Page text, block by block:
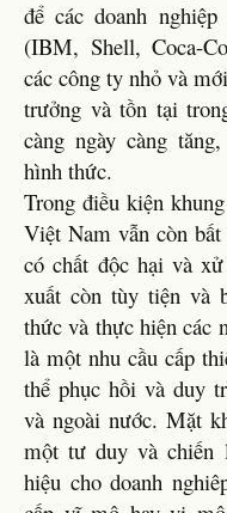
để các doanh
(IBM, Shell, Coca-
các công ty nhỏ và
trưởng và tồn tại
càng ngày càng
hình thức.
Trong điều kiện
Việt Nam vẫn còn
có chất độc hại và
xuất còn tùy tiện và
thức và thực hiện các
là một nhu cầu cấp
thể phục hồi và duy
và ngoài nước. Mặt
một tư duy và chiến
hiệu cho doanh